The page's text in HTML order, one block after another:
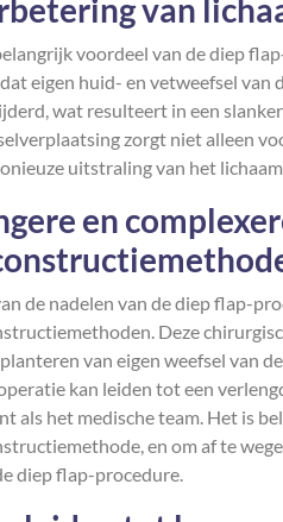
van
voordeel van de diep
eigen huid- en vetweefsel
wat resulteert in een
zorgt niet alleen
uitstraling van het
en
de nadelen van de diep flap-
Deze
van eigen weefsel van
kan leiden tot een
als het medische team. Het is
en om af te
diep flap-procedure.